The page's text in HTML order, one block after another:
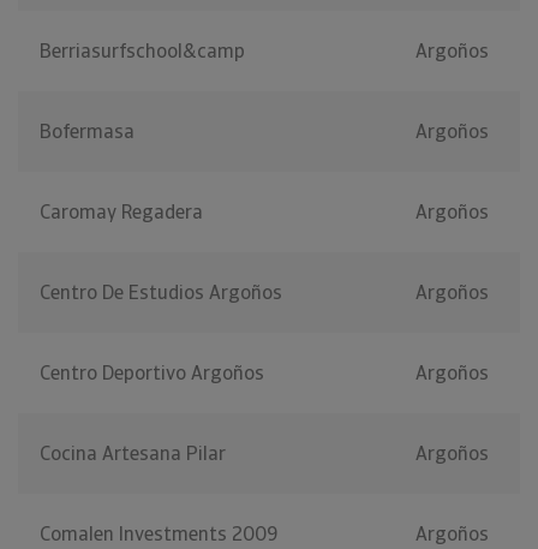
Berriasurfschool&camp Argoños
Bofermasa Argoños
Caromay Regadera Argoños
Centro De Estudios Argoños Argoños
Centro Deportivo Argoños Argoños
Cocina Artesana Pilar Argoños
Comalen Investments 2009 Argoños